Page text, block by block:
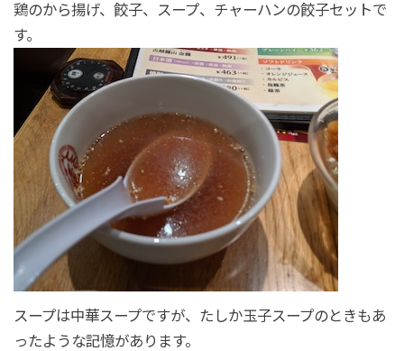
鶏のから揚げ、餃子、スープ、チャーハンの餃子セットで
す。
スープは中華スープですが、たしか玉子スープのときもあ
ったような記憶があります。